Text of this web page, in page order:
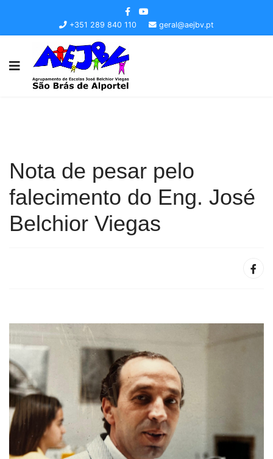
+351 289 840 110 geral@aejbv.pt
Nota de pesar pelo
falecimento do Eng. José
Belchior Viegas